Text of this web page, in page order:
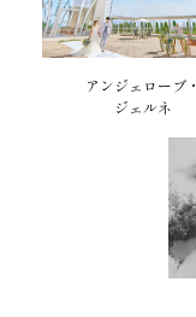
アンジェローブ・
ジェルネ